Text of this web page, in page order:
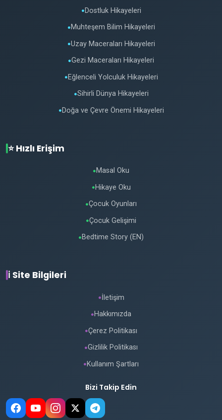
● Dostluk Hikayeleri
● Muhteşem Bilim Hikayeleri
●Uzay Maceraları Hikayeleri
●Gezi Maceraları Hikayeleri
● Eğlenceli Yolculuk Hikayeleri
●Sihirli Dünya Hikayeleri
● Doğa ve Çevre Önemi Hikayeleri
⭐ Hızlı Erişim
● Masal Oku
● Hikaye Oku
●Çocuk Oyunları
●Çocuk Gelişimi
● Bedtime Story (EN)
ℹ️ Site Bilgileri
●İletişim
● Hakkımızda
●Çerez Politikası
●Gizlilik Politikası
● Kullanım Şartları
Bizi Takip Edin